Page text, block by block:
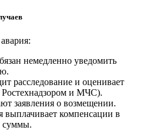
немедленно уведомить
расследование и оценивает
Ростехнадзором и МЧС).
заявления о возмещении.
выплачивает компенсации в
суммы.